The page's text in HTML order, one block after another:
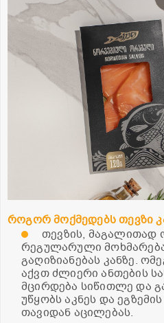
როგორ მოქმედებს თევზი
თევზის, მაგალითად
რეგულარული
გაღიზიანებას კანზე.
აქვთ ძლიერი ანთების
მცირდება სიწითლე და
უწყობს აკნეს და
თავიდან აცილებას.